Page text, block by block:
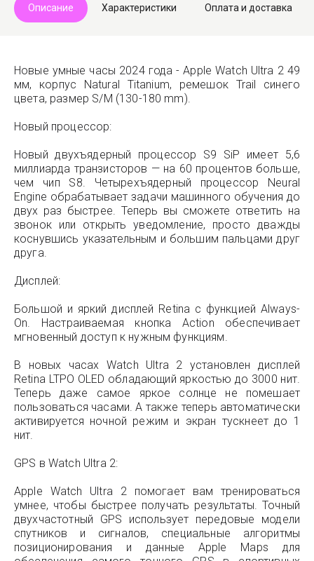
Описание Характеристики Оплата и доставка
Новые умные часы 2024 года - Apple Watch Ultra 2 49
мм, корпус Natural Titanium, ремешок Trail синего
цвета, размер S/M (130-180 mm).
Новый процессор:
Новый двухъядерный процессор S9 SiP имеет 5,6
миллиарда транзисторов — на 60 процентов больше,
чем чип S8. Четырехъядерный процессор Neural
Engine обрабатывает задачи машинного обучения до
двух раз быстрее. Теперь вы сможете ответить на
звонок или открыть уведомление, просто дважды
коснувшись указательным и большим пальцами друг
друга.
Дисплей:
Большой и яркий дисплей Retina с функцией Always-
On. Настраиваемая кнопка Action обеспечивает
мгновенный доступ к нужным функциям.
В новых часах Watch Ultra 2 установлен дисплей
Retina LTPO OLED обладающий яркостью до 3000 нит.
Теперь даже самое яркое солнце не помешает
пользоваться часами. А также теперь автоматически
активируется ночной режим и экран тускнеет до 1
нит.
GPS в Watch Ultra 2:
Apple Watch Ultra 2 помогает вам тренироваться
умнее, чтобы быстрее получать результаты. Точный
двухчастотный GPS использует передовые модели
спутников и сигналов, специальные алгоритмы
позиционирования и данные Apple Maps для